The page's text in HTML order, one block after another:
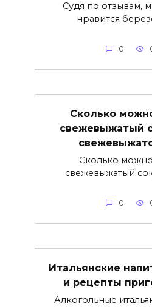
Судя по отзывам,
нравится
0
Сколько
свежевыжатый
Сколько
свежевыжатый
0
Итальянские
и рецепты
Алкогольные